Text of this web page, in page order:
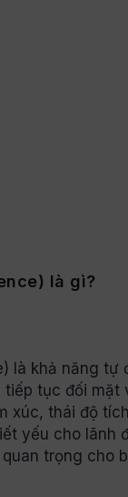
là gì?
là khả năng
tục đối mặt
xúc, thái độ
yếu cho
trọng